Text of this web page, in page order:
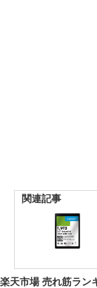
関連記事
楽天市場 売れ筋ラン